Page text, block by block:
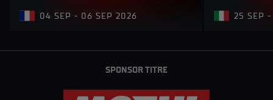
04 SEP - 06 SEP 2026 25 SEP
SPONSOR TITRE